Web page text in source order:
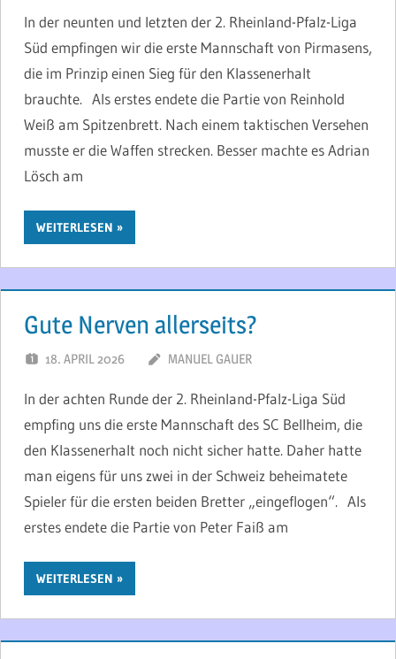
In der neunten und letzten der 2. Rheinland-Pfalz-Liga
Süd empfingen wir die erste Mannschaft von Pirmasens,
die im Prinzip einen Sieg für den Klassenerhalt
brauchte. Als erstes endete die Partie von Reinhold
Weiß am Spitzenbrett. Nach einem taktischen Versehen
musste er die Waffen strecken. Besser machte es Adrian
Lösch am
WEITERLESEN
Gute Nerven allerseits?
18. APRIL 2026 MANUEL GAUER
In der achten Runde der 2. Rheinland-Pfalz-Liga Süd
empfing uns die erste Mannschaft des SC Bellheim, die
den Klassenerhalt noch nicht sicher hatte. Daher hatte
man eigens für uns zwei in der Schweiz beheimatete
Spieler für die ersten beiden Bretter „eingeflogen“. Als
erstes endete die Partie von Peter Faiß am
WEITERLESEN